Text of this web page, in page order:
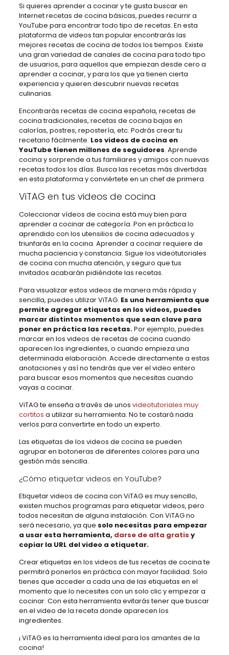
Si quieres aprender a cocinar y te gusta buscar en
Internet recetas de cocina básicas, puedes recurrir a
YouTube para encontrar todo tipo de recetas. En esta
plataforma de videos tan popular encontrarás las
mejores recetas de cocina de todos los tiempos. Existe
una gran variedad de canales de cocina para todo tipo
de usuarios, para aquellos que empiezan desde cero a
aprender a cocinar, y para los que ya tienen cierta
experiencia y quieren descubrir nuevas recetas
culinarias.
Encontrarás recetas de cocina española, recetas de
cocina tradicionales, recetas de cocina bajas en
calorías, postres, repostería, etc. Podrás crear tu
recetario fácilmente. Los videos de cocina en
YouTube tienen millones de seguidores. Aprende
cocina y sorprende a tus familiares y amigos con nuevas
recetas todos los días. Busca las recetas más divertidas
en esta plataforma y conviértete en un chef de primera.
ViTAG en tus videos de cocina
Coleccionar vídeos de cocina está muy bien para
aprender a cocinar de categoría. Pon en práctica lo
aprendido con los utensilios de cocina adecuados y
triunfarás en la cocina. Aprender a cocinar requiere de
mucha paciencia y constancia. Sigue los videotutoriales
de cocina con mucha atención, y seguro que tus
invitados acabarán pidiéndote las recetas.
Para visualizar estos videos de manera más rápida y
sencilla, puedes utilizar ViTAG. Es una herramienta que
permite agregar etiquetas en los videos, puedes
marcar distintos momentos que sean clave para
poner en práctica las recetas.Por ejemplo, puedes
marcar en los videos de recetas de cocina cuando
aparecen los ingredientes, o cuando empieza una
determinada elaboración. Accede directamente a estas
anotaciones y así no tendrás que ver el video entero
para buscar esos momentos que necesitas cuando
vayas a cocinar.
ViTAG te enseña a través de unos videotutoriales muy
cortitos a utilizar su herramienta. No te costará nada
verlos para convertirte en todo un experto.
Las etiquetas de los videos de cocina se pueden
agrupar en botoneras de diferentes colores para una
gestión más sencilla.
¿Cómo etiquetar videos en YouTube?
Etiquetar videos de cocina con ViTAG es muy sencillo,
existen muchos programas para etiquetar videos, pero
todos necesitan de alguna instalación. Con ViTAG no
será necesario, ya que solo necesitas para empezar
a usar esta herramienta, darse de alta gratis y
copiar la URL del video a etiquetar.
Crear etiquetas en los videos de tus recetas de cocina te
permitirá ponerlos en práctica con mayor facilidad. Solo
tienes que acceder a cada una de las etiquetas en el
momento que lo necesites con un solo clic y empezar a
cocinar. Con esta herramienta evitarás tener que buscar
en el video de la receta donde aparecen los
ingredientes.
¡ ViTAG es la herramienta ideal para los amantes de la
cocina!